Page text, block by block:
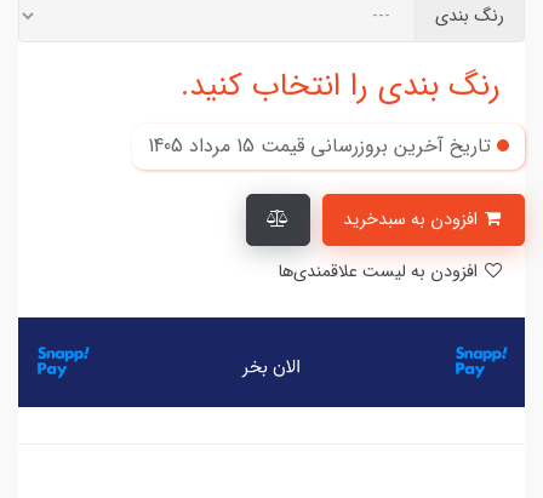
رنگ بندی
رنگ بندی را انتخاب کنید.
تاریخ آخرین بروزرسانی قیمت 15 مرداد 1405